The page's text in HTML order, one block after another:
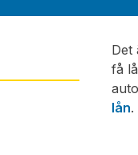
Det
få
lån.